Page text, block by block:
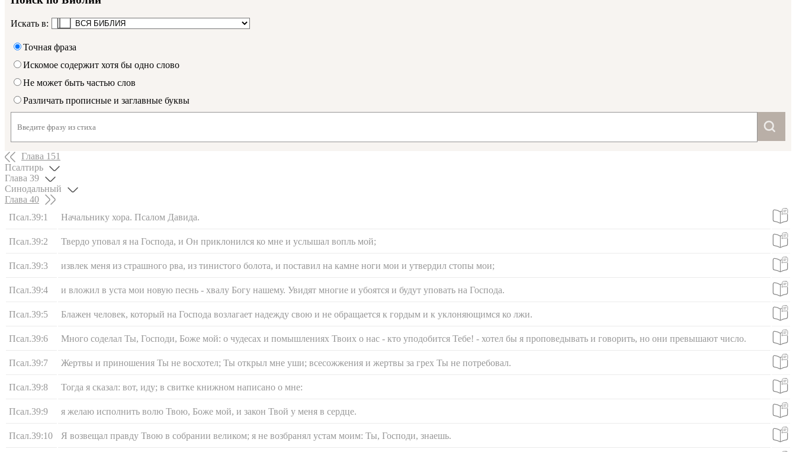
Искать в:
Точная фраза
Искомое содержит хотя бы одно слово
Не может быть частью слов
Различать прописные и заглавные буквы
Глава 151
Псалтирь
Глава 39
Синодальный
Глава 40
Псал.39:1
Начальнику хора. Псалом Давида.
Псал.39:2 Твердо уповал я на Господа, и Он приклонился ко мне и услышал вопль мой;
Псал.39:3 извлек меня из страшного рва, из тинистого болота, и поставил на камне ноги мои и утвердил стопы мои;
Псал.39:4 и вложил в уста мои новую песнь - хвалу Богу нашему. Увидят многие и убоятся и будут уповать на Господа.
Псал.39:5 Блажен человек, который на Господа возлагает надежду свою и не обращается к гордым и к уклоняющимся ко лжи.
Псал.39:6 Много соделал Ты, Господи, Боже мой: о чудесах и помышлениях Твоих о нас - кто уподобится Тебе! - хотел бы я проповедывать и говорить, но они превышают число.
Псал.39:7 Жертвы и приношения Ты не восхотел; Ты открыл мне уши; всесожжения и жертвы за грех Ты не потребовал.
Псал.39:8 Тогда я сказал: вот, иду; в свитке книжном написано о мне:
Псал.39:9 я желаю исполнить волю Твою, Боже мой, и закон Твой у меня в сердце.
Псал.39:10 Я возвещал правду Твою в собрании великом; я не возбранял устам моим: Ты, Господи, знаешь.